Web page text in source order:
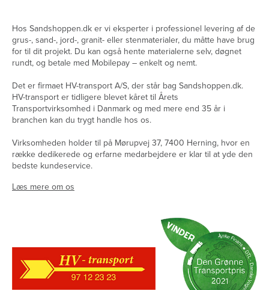
Hos Sandshoppen.dk er vi eksperter i professionel levering af de
grus-, sand-, jord-, granit- eller stenmaterialer, du måtte have brug
for til dit projekt. Du kan også hente materialerne selv, døgnet
rundt, og betale med Mobilepay – enkelt og nemt.
Det er firmaet HV-transport A/S, der står bag Sandshoppen.dk.
HV-transport er tidligere blevet kåret til Årets
Transportvirksomhed i Danmark og med mere end 35 år i
branchen kan du trygt handle hos os.
Virksomheden holder til på Mørupvej 37, 7400 Herning, hvor en
række dedikerede og erfarne medarbejdere er klar til at yde den
bedste kundeservice.
Læs mere om os